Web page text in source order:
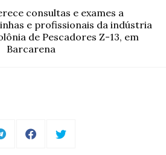
consultas e exames a
e profissionais da indústria
de Pescadores Z-13, em
Barcarena